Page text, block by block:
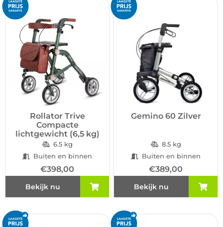
Rollator Trive
Compacte
lichtgewicht (6,5 kg)
6.5 kg
Buiten en binnen
€398,00
Bekijk nu
Gemino 60 Zilver
8.5 kg
Buiten en binnen
€389,00
Bekijk nu